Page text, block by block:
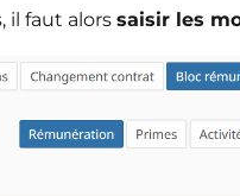
il faut alors saisir les